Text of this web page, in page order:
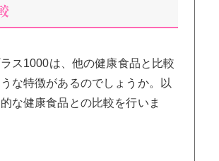
ス1000は、他の健康食品と比較
な特徴があるのでしょうか。以
な健康食品との比較を行いま